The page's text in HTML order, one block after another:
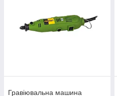
Гравіювальна машина